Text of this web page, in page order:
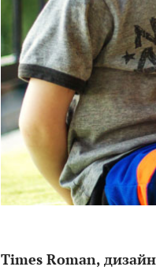
Times Roman,